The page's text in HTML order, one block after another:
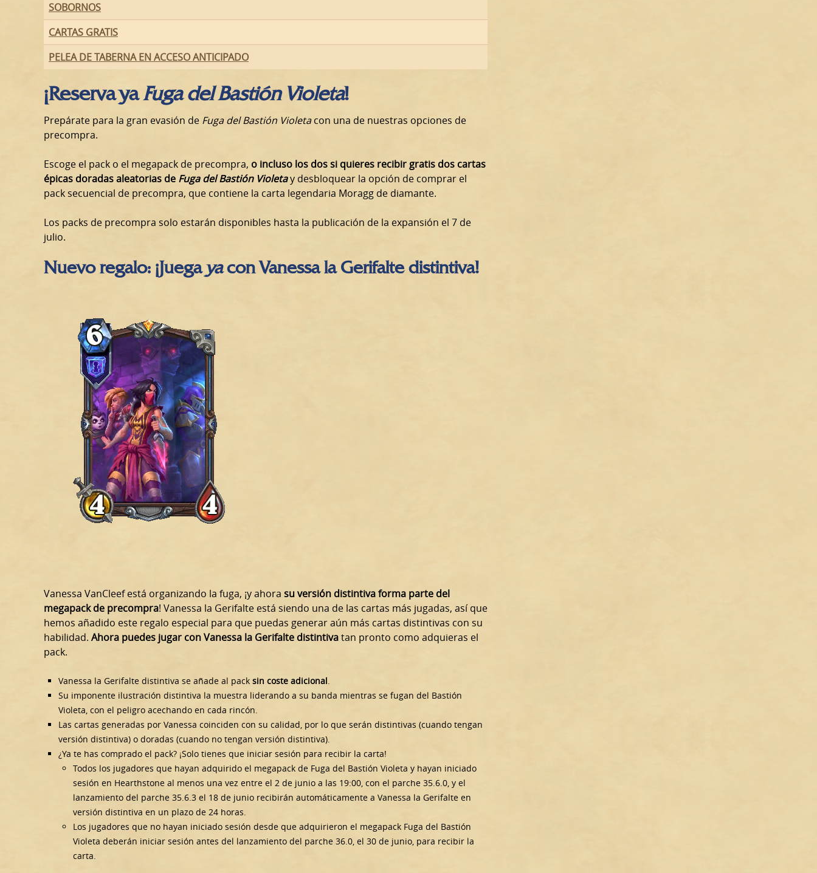
SOBORNOS
CARTAS GRATIS
PELEA DE TABERNA EN ACCESO ANTICIPADO
¡Reserva yaFuga del Bastión Violeta!
Prepárate para la gran evasión de Fuga del Bastión Violetacon una de nuestras opciones de
precompra.
Escoge el pack o el megapack de precompra, o incluso los dos si quieres recibir gratis dos cartas
épicas doradas aleatorias de Fuga del Bastión Violetay desbloquear la opción de comprar el
pack secuencial de precompra, que contiene la carta legendaria Moragg de diamante.
Los packs de precompra solo estarán disponibles hasta la publicación de la expansión el 7 de
julio.
Nuevo regalo: ¡Juegayacon Vanessa la Gerifalte distintiva!
Vanessa VanCleef está organizando la fuga, ¡y ahora su versión distintiva forma parte del
megapack de precompra! Vanessa la Gerifalte está siendo una de las cartas más jugadas, así que
hemos añadido este regalo especial para que puedas generar aún más cartas distintivas con su
habilidad. Ahora puedes jugar con Vanessa la Gerifalte distintivatan pronto como adquieras el
pack.
Vanessa la Gerifalte distintiva se añade al pack sin coste adicional.
Su imponente ilustración distintiva la muestra liderando a su banda mientras se fugan del Bastión
Violeta, con el peligro acechando en cada rincón.
Las cartas generadas por Vanessa coinciden con su calidad, por lo que serán distintivas (cuando tengan
versión distintiva) o doradas (cuando no tengan versión distintiva).
¿Ya te has comprado el pack? ¡Solo tienes que iniciar sesión para recibir la carta!
Todos los jugadores que hayan adquirido el megapack de Fuga del Bastión Violeta y hayan iniciado
sesión en Hearthstone al menos una vez entre el 2 de junio a las 19:00, con el parche 35.6.0, y el
lanzamiento del parche 35.6.3 el 18 de junio recibirán automáticamente a Vanessa la Gerifalte en
versión distintiva en un plazo de 24 horas.
Los jugadores que no hayan iniciado sesión desde que adquirieron el megapack Fuga del Bastión
Violeta deberán iniciar sesión antes del lanzamiento del parche 36.0, el 30 de junio, para recibir la
carta.